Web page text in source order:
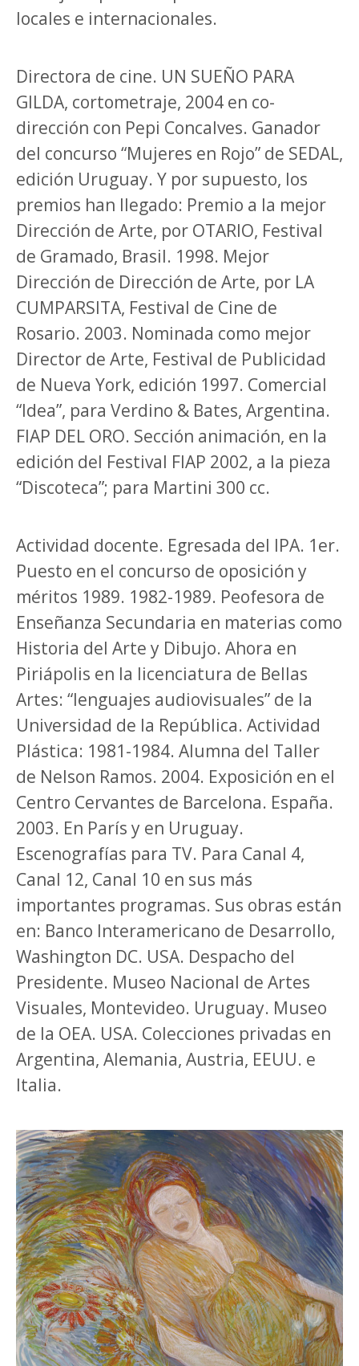
locales e internacionales.
Directora de cine. UN SUEÑO PARA
GILDA, cortometraje, 2004 en co-
dirección con Pepi Concalves. Ganador
del concurso “Mujeres en Rojo” de SEDAL,
edición Uruguay. Y por supuesto, los
premios han llegado: Premio a la mejor
Dirección de Arte, por OTARIO, Festival
de Gramado, Brasil. 1998. Mejor
Dirección de Dirección de Arte, por LA
CUMPARSITA, Festival de Cine de
Rosario. 2003. Nominada como mejor
Director de Arte, Festival de Publicidad
de Nueva York, edición 1997. Comercial
“Idea”, para Verdino & Bates, Argentina.
FIAP DEL ORO. Sección animación, en la
edición del Festival FIAP 2002, a la pieza
“Discoteca”; para Martini 300 cc.
Actividad docente. Egresada del IPA. 1er.
Puesto en el concurso de oposición y
méritos 1989. 1982-1989. Peofesora de
Enseñanza Secundaria en materias como
Historia del Arte y Dibujo. Ahora en
Piriápolis en la licenciatura de Bellas
Artes: “lenguajes audiovisuales” de la
Universidad de la República. Actividad
Plástica: 1981-1984. Alumna del Taller
de Nelson Ramos. 2004. Exposición en el
Centro Cervantes de Barcelona. España.
2003. En París y en Uruguay.
Escenografías para TV. Para Canal 4,
Canal 12, Canal 10 en sus más
importantes programas. Sus obras están
en: Banco Interamericano de Desarrollo,
Washington DC. USA. Despacho del
Presidente. Museo Nacional de Artes
Visuales, Montevideo. Uruguay. Museo
de la OEA. USA. Colecciones privadas en
Argentina, Alemania, Austria, EEUU. e
Italia.